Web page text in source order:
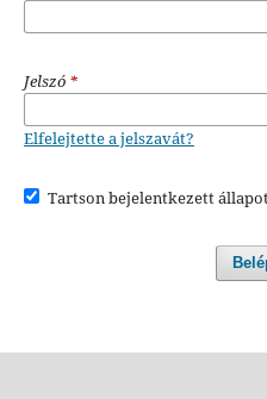
Jelszó *
Elfelejtette a jelszavát?
Tartson bejelentkezett